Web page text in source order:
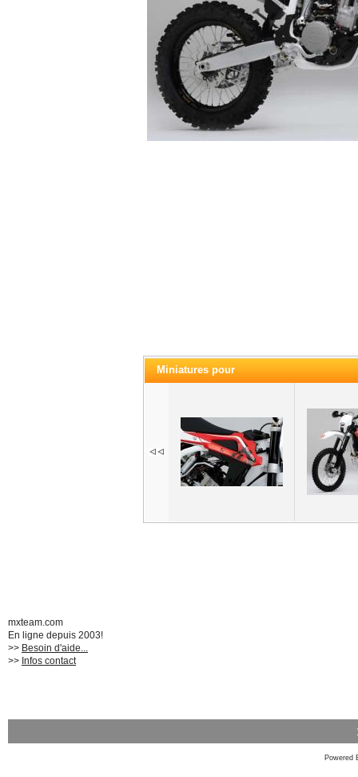
Miniatures pour
mxteam.com
En ligne depuis 2003!
>> Besoin d'aide...
>> Infos contact
Powered